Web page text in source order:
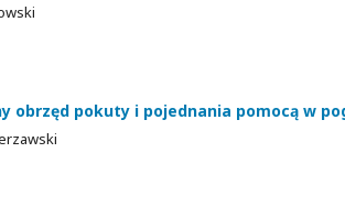
obrzęd pokuty i pojednania pomocą w